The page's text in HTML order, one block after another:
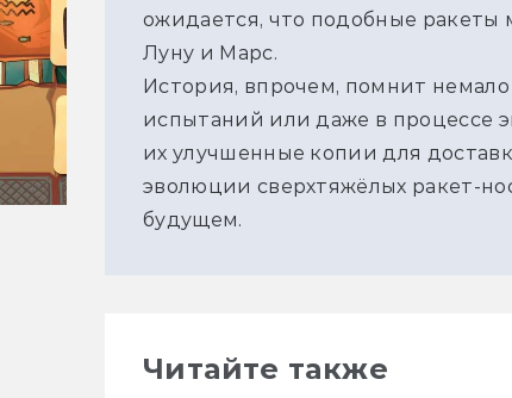
ожидается, что подобные ракеты
Луну и Марс.
История, впрочем, помнит немало
испытаний или даже в процессе
их улучшенные копии для
эволюции сверхтяжёлых ракет-
будущем.
Читайте также